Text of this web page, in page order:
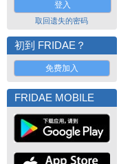
取回遗失的密码
初到 FRIDAE？
免费加入
FRIDAE MOBILE